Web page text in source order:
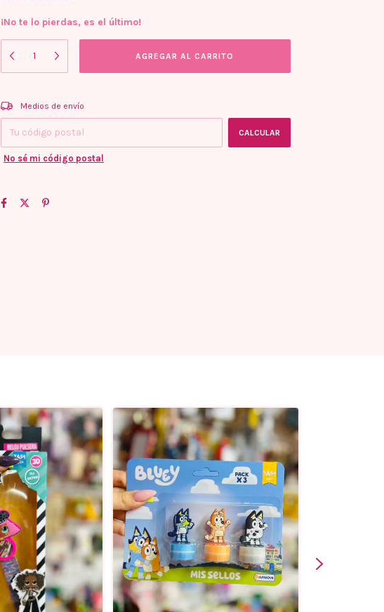
¡No te lo pierdas, es el último!
Entregas para el CP:
Medios de envío
CALCULAR
No sé mi código postal